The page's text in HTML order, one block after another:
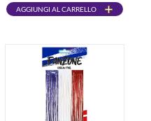
AGGIUNGI AL CARRELLO